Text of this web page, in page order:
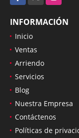
INFORMACIÓN
Inicio
Ventas
Arriendo
Servicios
Blog
Nuestra Empresa
Contáctenos
Políticas de